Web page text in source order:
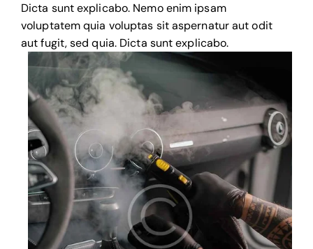
Dicta sunt explicabo. Nemo enim ipsam
voluptatem quia voluptas sit aspernatur aut odit
aut fugit, sed quia. Dicta sunt explicabo.